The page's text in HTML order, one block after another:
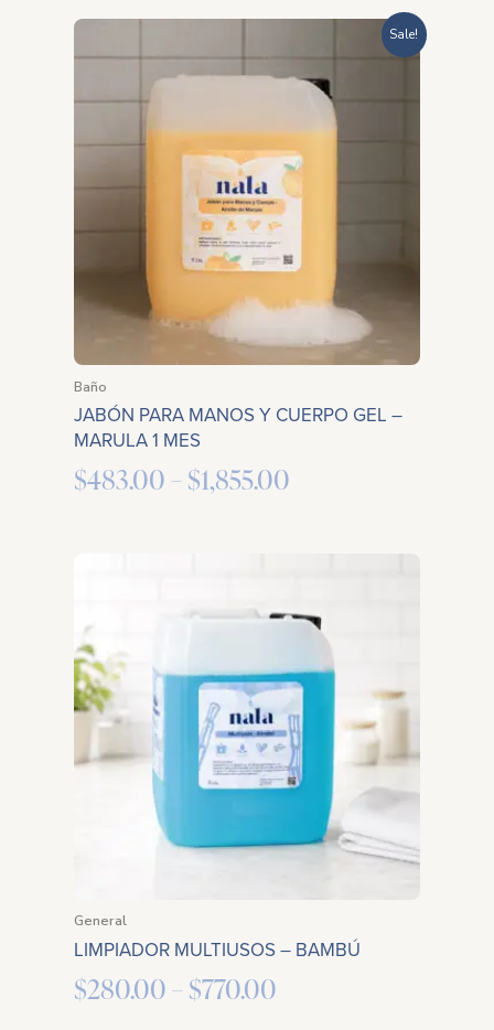
Sale!
Baño
JABÓN PARA MANOS Y CUERPO GEL –
MARULA 1 MES
$483.00–$1,855.00
range:
$483.00
through
$1,855.00
General
LIMPIADOR MULTIUSOS – BAMBÚ
$280.00–$770.00
range:
$280.00
through
$770.00